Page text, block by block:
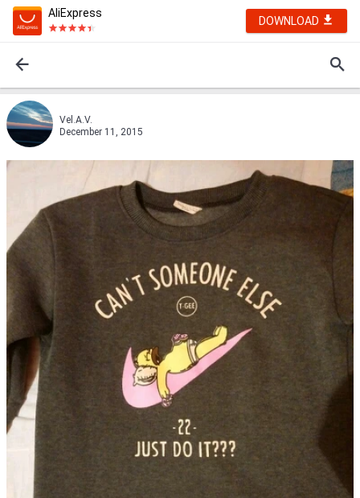
AliExpress
DOWNLOAD
Vel.A.V.
December 11, 2015